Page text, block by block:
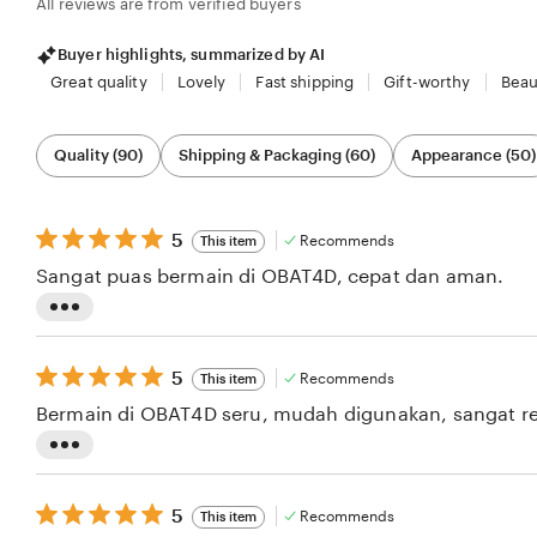
All reviews are from verified buyers
Buyer highlights, summarized by AI
Great quality
Lovely Fast shipping Gift-worthy
Filter
by
category
Quality (90) Shipping & Packaging (60) Appearance (50)
5
of
5 This item Recommends
s
t
i
g
Sangat puas bermain di OBAT4D, cepat dan aman.
5
of
5 This item Recommends
s
Bermain di OBAT4D seru, mudah digunakan, sangat
5
5 This item Recommends